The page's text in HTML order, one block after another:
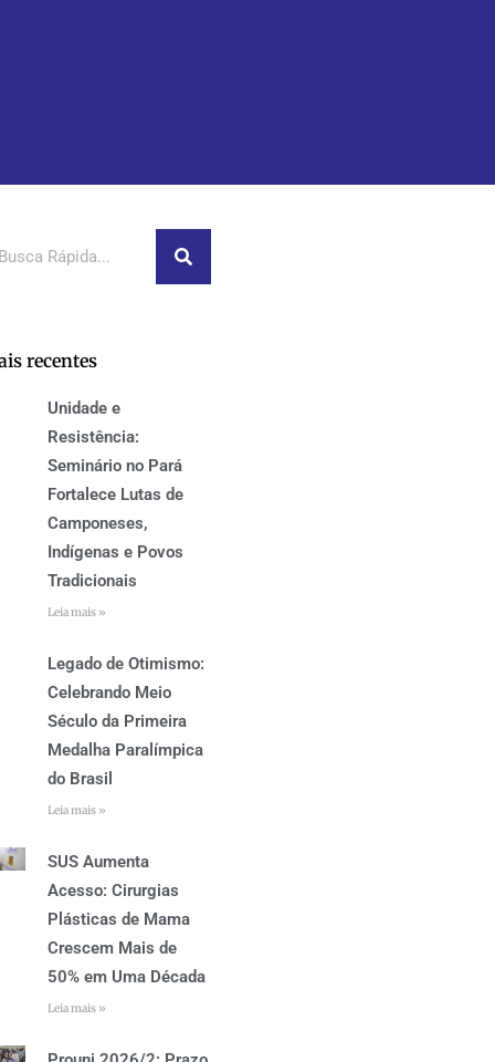
recentes
Unidade e
Resistência:
Seminário no Pará
Fortalece Lutas de
Camponeses,
Indígenas e Povos
Tradicionais
Leia mais »
Legado de Otimismo:
Celebrando Meio
Século da Primeira
Medalha Paralímpica
do Brasil
Leia mais »
SUS Aumenta
Acesso: Cirurgias
Plásticas de Mama
Crescem Mais de
50% em Uma Década
Leia mais »